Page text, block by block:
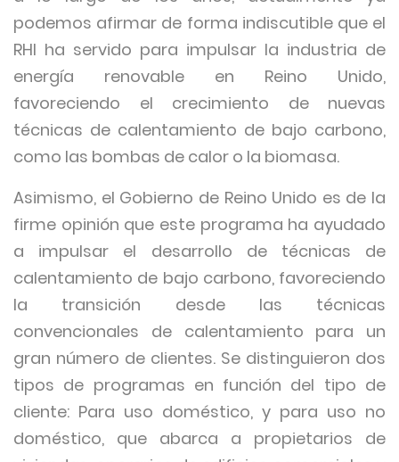
podemos afirmar de forma indiscutible que el
RHI ha servido para impulsar la industria de
energía renovable en Reino Unido,
favoreciendo el crecimiento de nuevas
técnicas de calentamiento de bajo carbono,
como las bombas de calor o la biomasa.
Asimismo, el Gobierno de Reino Unido es de la
firme opinión que este programa ha ayudado
a impulsar el desarrollo de técnicas de
calentamiento de bajo carbono, favoreciendo
la transición desde las técnicas
convencionales de calentamiento para un
gran número de clientes. Se distinguieron dos
tipos de programas en función del tipo de
cliente: Para uso doméstico, y para uso no
doméstico, que abarca a propietarios de